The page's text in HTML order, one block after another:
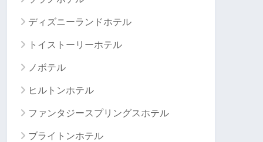
ディズニーランドホテル
トイストーリーホテル
ノボテル
ヒルトンホテル
ファンタジースプリングスホテル
ブライトンホテル